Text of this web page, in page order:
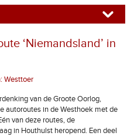
‘Niemandsland’ in
Westtoer
van de Groote Oorlog,
autoroutes in de Westhoek met de
van deze routes, de
in Houthulst heropend. Een deel